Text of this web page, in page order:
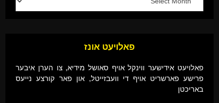
פאלויעט אונז
פאלויעט אידישער ווינקל אויף סאושל מידיא, צו הערן איבער
פרישע פארשריט אויף די וועבזייטל, און פאר קורצע נייעס
באריכטן